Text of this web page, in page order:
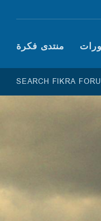
منتدى فكرة
SEARCH FIKRA